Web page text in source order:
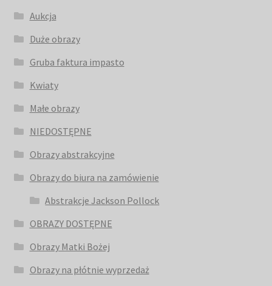
Aukcja
Duże obrazy
Gruba faktura impasto
Kwiaty
Małe obrazy
NIEDOSTĘPNE
Obrazy abstrakcyjne
Obrazy do biura na zamówienie
Abstrakcje Jackson Pollock
OBRAZY DOSTĘPNE
Obrazy Matki Bożej
Obrazy na płótnie wyprzedaż